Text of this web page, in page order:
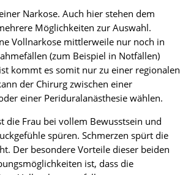
Narkose. Auch hier stehen dem
Möglichkeiten zur Auswahl.
Vollnarkose mittlerweile nur noch in
(zum Beispiel in Notfällen)
kommt es somit nur zu einer regionalen
der Chirurg zwischen einer
einer Periduralanästhesie wählen.
die Frau bei vollem Bewusstsein und
spüren. Schmerzen spürt die
Der besondere Vorteile dieser beiden
ist, dass die